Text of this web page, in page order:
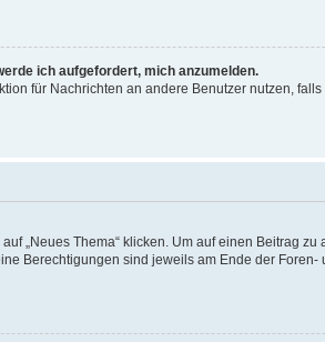
ich aufgefordert, mich anzumelden.
für Nachrichten an andere Benutzer nutzen,
„Neues Thema“ klicken. Um auf einen Beitrag
Berechtigungen sind jeweils am Ende der Foren-